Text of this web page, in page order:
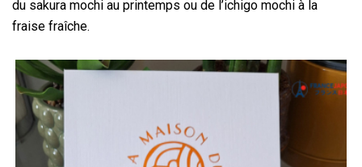
du sakura mochi au printemps ou de l’ichigo mochi à la
fraise fraîche.